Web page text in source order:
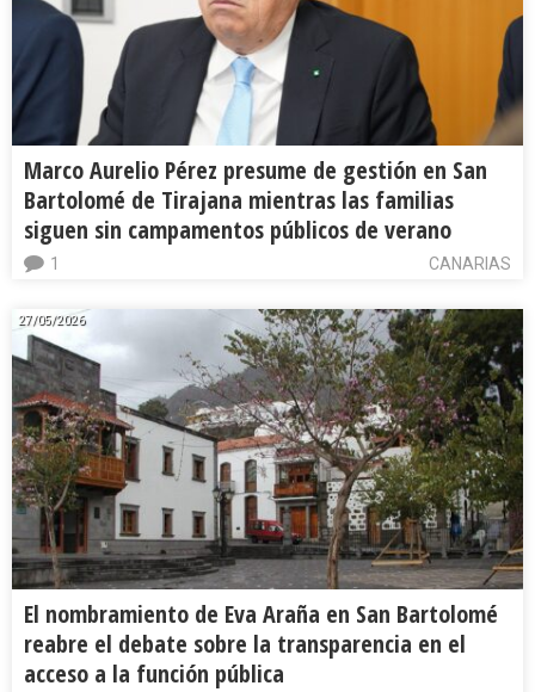
Marco Aurelio Pérez presume de gestión en San
Bartolomé de Tirajana mientras las familias
siguen sin campamentos públicos de verano
CANARIAS
1
27/05/2026
El nombramiento de Eva Araña en San Bartolomé
reabre el debate sobre la transparencia en el
acceso a la función pública